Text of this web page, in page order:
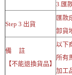
3.匯
Step 3 出貨
匯款
卸貨
備 註
【不能退換貨品】
以下
所有
加工